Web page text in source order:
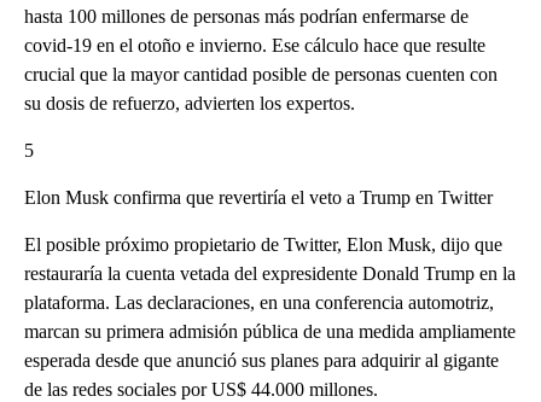
hasta 100 millones de personas más podrían enfermarse de
covid-19 en el otoño e invierno. Ese cálculo hace que resulte
crucial que la mayor cantidad posible de personas cuenten con
su dosis de refuerzo, advierten los expertos.
5
Elon Musk confirma que revertiría el veto a Trump en Twitter
El posible próximo propietario de Twitter, Elon Musk, dijo que
restauraría la cuenta vetada del expresidente Donald Trump en la
plataforma. Las declaraciones, en una conferencia automotriz,
marcan su primera admisión pública de una medida ampliamente
esperada desde que anunció sus planes para adquirir al gigante
de las redes sociales por US$ 44.000 millones.